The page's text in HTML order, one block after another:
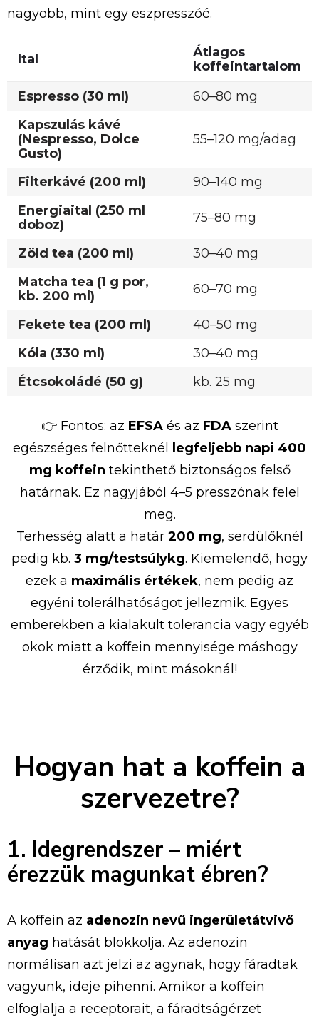
nagyobb, mint egy eszpresszóé.
Ital
Átlagos
koffeintartalom
Espresso (30 ml)
60–80 mg
Kapszulás kávé
(Nespresso, Dolce
Gusto)
55–120 mg/adag
Filterkávé (200 ml)
90–140 mg
Energiaital (250 ml
doboz)
75–80 mg
Zöld tea (200 ml)
30–40 mg
Matcha tea (1 g por,
kb. 200 ml)
60–70 mg
Fekete tea (200 ml)
40–50 mg
Kóla (330 ml)
30–40 mg
Étcsokoládé (50 g)
kb. 25 mg
👉 Fontos: az EFSAés az FDAszerint
egészséges felnőtteknél legfeljebb napi 400
mg koffein tekinthető biztonságos felső
határnak. Ez nagyjából 4–5 presszónak felel
meg.
Terhesség alatt a határ 200 mg, serdülőknél
pedig kb. 3 mg/testsúlykg. Kiemelendő, hogy
ezek a maximális értékek, nem pedig az
egyéni tolerálhatóságot jellezmik. Egyes
emberekben a kialakult tolerancia vagy egyéb
okok miatt a koffein mennyisége máshogy
érződik, mint másoknál!
Hogyan hat a koffein a
szervezetre?
1. Idegrendszer – miért
érezzük magunkat ébren?
A koffein az adenozin nevű ingerületátvivő
anyag hatását blokkolja. Az adenozin
normálisan azt jelzi az agynak, hogy fáradtak
vagyunk, ideje pihenni. Amikor a koffein
elfoglalja a receptorait, a fáradtságérzet